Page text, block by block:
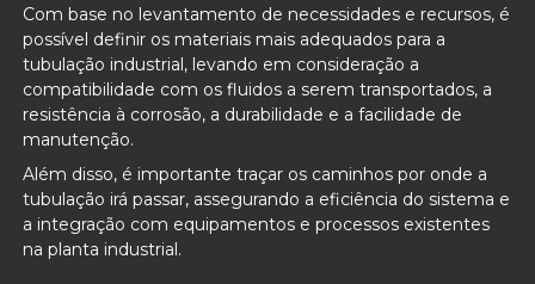
Com base no levantamento de necessidades e recursos, é
possível definir os materiais mais adequados para a
tubulação industrial, levando em consideração a
compatibilidade com os fluidos a serem transportados, a
resistência à corrosão, a durabilidade e a facilidade de
manutenção.
Além disso, é importante traçar os caminhos por onde a
tubulação irá passar, assegurando a eficiência do sistema e
a integração com equipamentos e processos existentes
na planta industrial.